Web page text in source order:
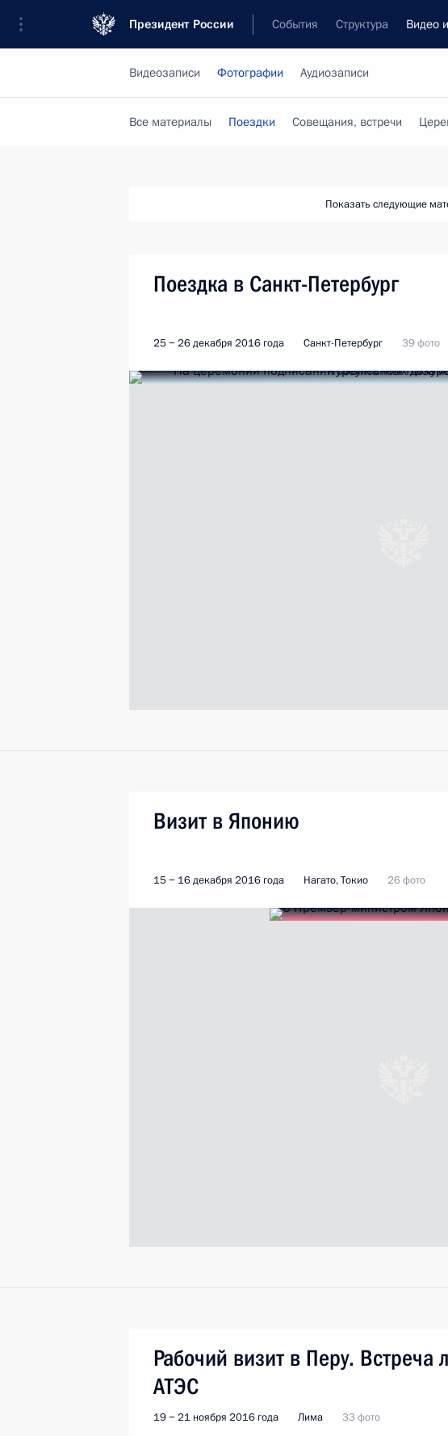
Президент России События Структура Видео
Видеозаписи Фотографии Аудиозаписи
Все материалы Поездки Совещания, встречи
Показать следующие
Поездка в Санкт-Петербург
25 − 26 декабря 2016 года Санкт-Петербург 39 фото
Визит в Японию
15 − 16 декабря 2016 года Нагато, Токио 26 фото
Рабочий визит в Перу. Встреча
АТЭС
19 − 21 ноября 2016 года Лима 33 фото